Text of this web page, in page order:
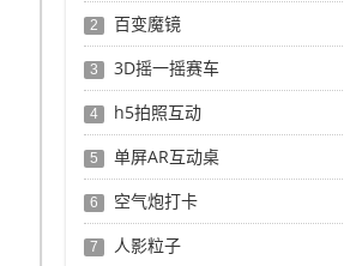
2 百变魔镜
3 3D摇一摇赛车
4 h5拍照互动
5 单屏AR互动桌
6 空气炮打卡
7 人影粒子